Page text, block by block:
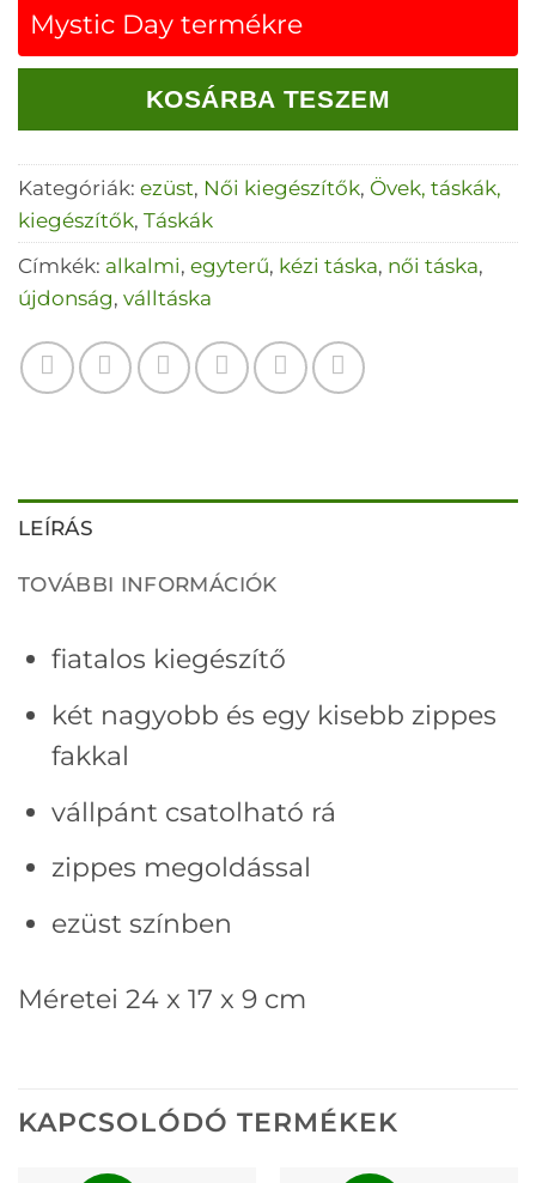
Mystic Day termékre
KOSÁRBA TESZEM
Kategóriák: ezüst, Női kiegészítők, Övek, táskák,
kiegészítők, Táskák
Címkék: alkalmi, egyterű, kézi táska, női táska,
újdonság, válltáska
LEÍRÁS
TOVÁBBI INFORMÁCIÓK
fiatalos kiegészítő
két nagyobb és egy kisebb zippes
fakkal
vállpánt csatolható rá
zippes megoldással
ezüst színben
Méretei 24 x 17 x 9 cm
KAPCSOLÓDÓ TERMÉKEK